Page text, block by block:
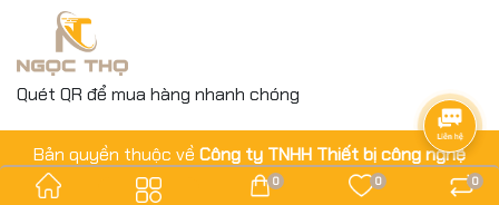
Quét QR để mua hàng nhanh chóng
Bản quyền thuộc về Công ty TNHH Thiết bị công nghệ
Ngọc Thọ
0 0 0